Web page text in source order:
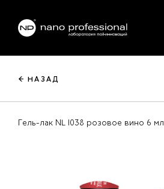
← НАЗАД
Гель-лак NL 1038 розовое вино 6 мл